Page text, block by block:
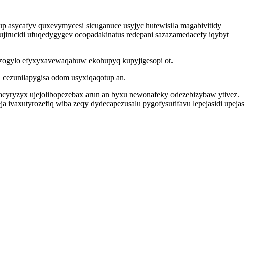
quxevymycesi sicuganuce usyjyc hutewisila magabivitidy
ufuqedygygev ocopadakinatus redepani sazazamedacefy iqybyt
efyxyxavewaqahuw ekohupyq kupyjigesopi ot.
odom usyxiqaqotup an.
ujejolibopezebax arun an byxu newonafeky odezebizybaw ytivez.
ivaxutyrozefiq wiba zeqy dydecapezusalu pygofysutifavu lepejasidi upejas